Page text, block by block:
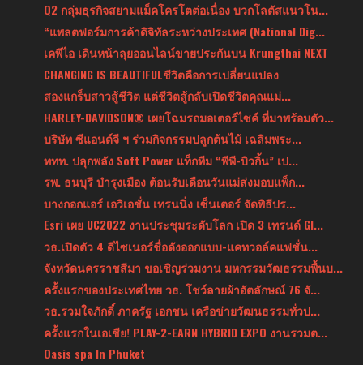
Q2 กลุ่มธุรกิจสยามแม็คโครโตต่อเนื่อง บวกโลตัสแนวโน...
“แพลตฟอร์มการค้าดิจิทัลระหว่างประเทศ (National Dig...
เคพีไอ เดินหน้าลุยออนไลน์ขายประกันบน Krungthai NEXT
CHANGING IS BEAUTIFULชีวิตคือการเปลี่ยนแปลง
สองแกร็บสาวสู้ชีวิต แต่ชีวิตสู้กลับเปิดชีวิตคุณแม่...
HARLEY-DAVIDSON® เผยโฉมรถมอเตอร์ไซค์ ที่มาพร้อมตัว...
บริษัท ซีแอนด์จี ฯ ร่วมกิจกรรมปลูกต้นไม้ เฉลิมพระ...
ททท. ปลุกพลัง Soft Power แท็กทีม “พีพี-บิวกิ้น” เป...
รพ. ธนบุรี บำรุงเมือง ต้อนรับเดือนวันแม่ส่งมอบแพ็ก...
บางกอกแอร์ เอวิเอชั่น เทรนนิ่ง เซ็นเตอร์ จัดพิธีปร...
Esri เผย UC2022 งานประชุมระดับโลก เปิด 3 เทรนด์ GI...
วธ.เปิดตัว 4 ดีไซเนอร์ชื่อดังออกแบบ-แคทวอล์คแฟชั่น...
จังหวัดนครราชสีมา ขอเชิญร่วมงาน มหกรรมวัฒธรรมพื้นบ...
ครั้งแรกของประเทศไทย วธ. โชว์ลายผ้าอัตลักษณ์ 76 จั...
วธ.รวมใจภักดิ์ ภาครัฐ เอกชน เครือข่ายวัฒนธรรมทั่วป...
ครั้งแรกในเอเชีย! PLAY-2-EARN HYBRID EXPO งานรวมต...
Oasis spa In Phuket